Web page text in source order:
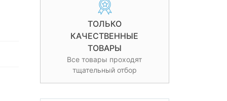
ТОЛЬКО
КАЧЕСТВЕННЫЕ
ТОВАРЫ
Все товары проходят
тщательный отбор